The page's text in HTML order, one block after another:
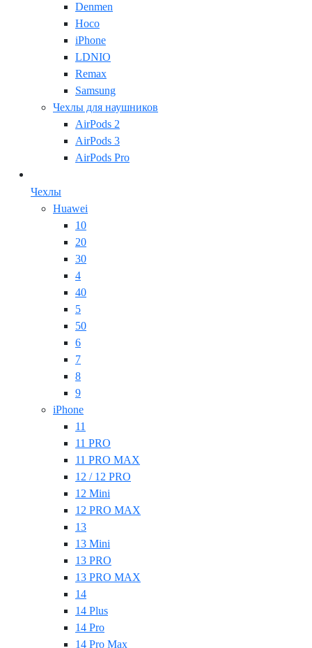
Denmen
Hoco
iPhone
LDNIO
Remax
Samsung
Чехлы для наушников
AirPods 2
AirPods 3
AirPods Pro
Чехлы
Huawei
10
20
30
4
40
5
50
6
7
8
9
iPhone
11
11 PRO
11 PRO MAX
12 / 12 PRO
12 Mini
12 PRO MAX
13
13 Mini
13 PRO
13 PRO MAX
14
14 Plus
14 Pro
14 Pro Max